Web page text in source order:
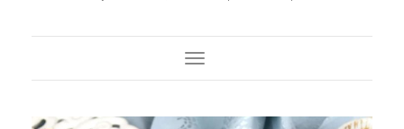
Toggle Navigation